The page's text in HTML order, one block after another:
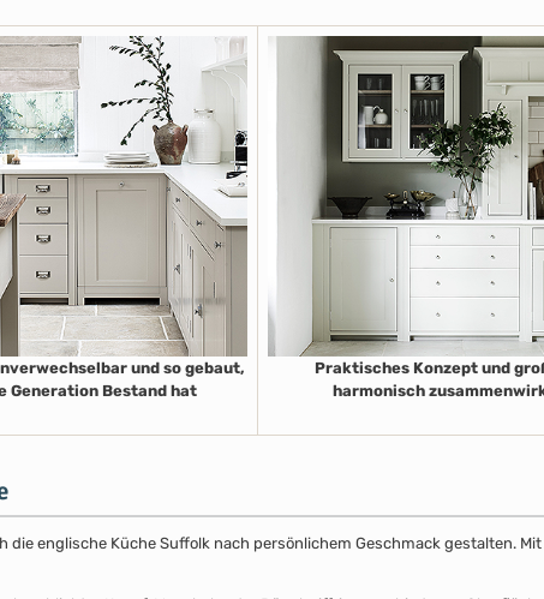
und so gebaut,
Generation Bestand hat
Praktisches Konzept und
harmonisch
die englische Küche Suffolk nach persönlichem Geschmack gestalten.